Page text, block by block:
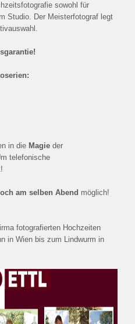
sowohl für
Studio. Der Meisterfotograf legt
in die Magie der
telefonische
am selben Abend möglich!
fotografierten Hochzeiten
in Wien bis zum Lindwurm in